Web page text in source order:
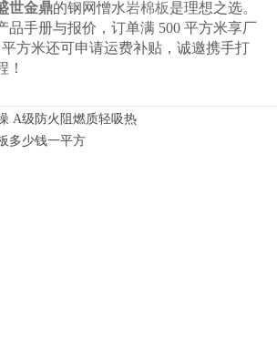
世金鼎的钢网憎水岩棉板是理想之选。
品手册与报价，订单满 500 平方米享厂
方米还可申请运费补贴，诚邀携手打
！
A级防火阻燃质轻吸热
多少钱一平方